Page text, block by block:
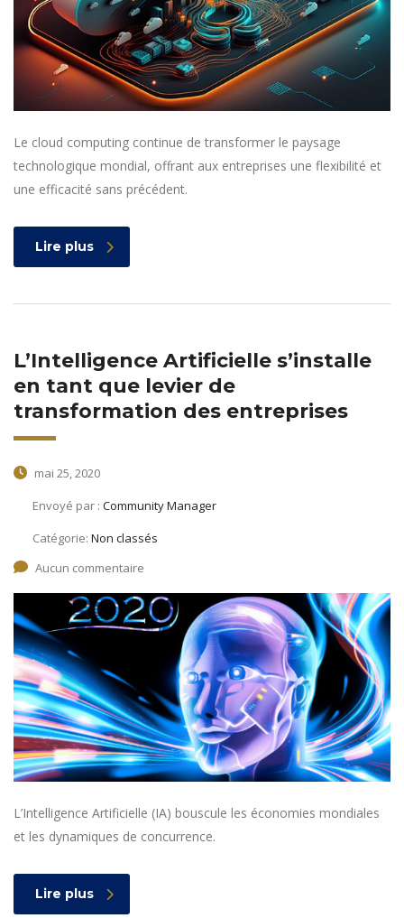
Le cloud computing continue de transformer le paysage
technologique mondial, offrant aux entreprises une flexibilité et
une efficacité sans précédent.
Lire plus
L’Intelligence Artificielle s’installe
en tant que levier de
transformation des entreprises
mai 25, 2020
Envoyé par : Community Manager
Catégorie: Non classés
Aucun commentaire
L’Intelligence Artificielle (IA) bouscule les économies mondiales
et les dynamiques de concurrence.
Lire plus